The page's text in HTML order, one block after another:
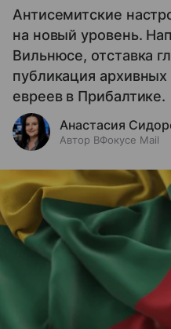
Антисемитские
на новый уровень.
Вильнюсе, отставка
публикация
евреев в Прибалтике.
Анастасия
Автор ВФокусе Mail